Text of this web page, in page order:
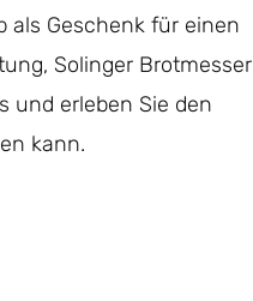
als Geschenk für einen
Solinger Brotmesser
und erleben Sie den
kann.